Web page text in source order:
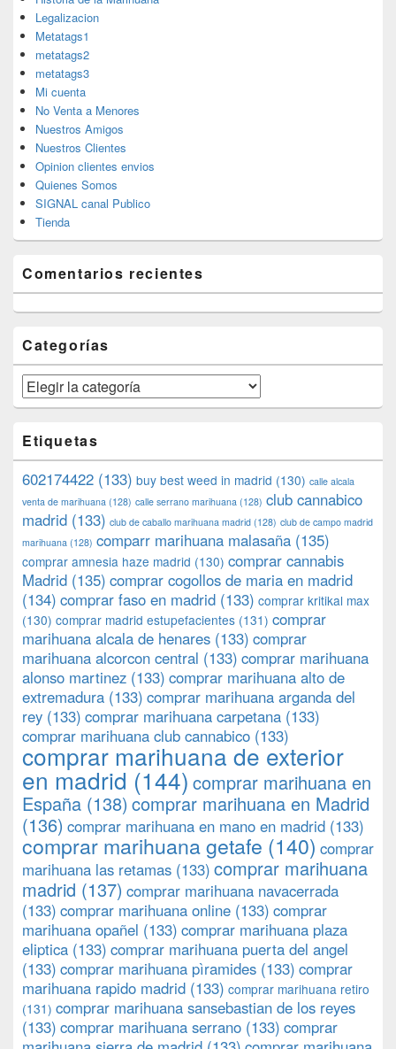
Legalizacion
Metatags1
metatags2
metatags3
Mi cuenta
No Venta a Menores
Nuestros Amigos
Nuestros Clientes
Opinion clientes envios
Quienes Somos
SIGNAL canal Publico
Tienda
Comentarios recientes
Categorías
Categorías
Etiquetas
602174422 (133) buy best weed in madrid (130) calle alcala
venta de marihuana (128) calle serrano marihuana (128) club cannabico
madrid (133) club de caballo marihuana madrid (128) club de campo madrid
marihuana (128) comparr marihuana malasaña (135)
comprar amnesia haze madrid (130) comprar cannabis
Madrid (135) comprar cogollos de maria en madrid
(134) comprar faso en madrid (133) comprar kritikal max
(130) comprar madrid estupefacientes (131) comprar
marihuana alcala de henares (133) comprar
marihuana alcorcon central (133) comprar marihuana
alonso martinez (133) comprar marihuana alto de
extremadura (133) comprar marihuana arganda del
rey (133) comprar marihuana carpetana (133)
comprar marihuana club cannabico (133)
comprar marihuana de exterior
en madrid (144) comprar marihuana en
España (138) comprar marihuana en Madrid
(136) comprar marihuana en mano en madrid (133)
comprar marihuana getafe (140) comprar
marihuana las retamas (133) comprar marihuana
madrid (137) comprar marihuana navacerrada
(133) comprar marihuana online (133) comprar
marihuana opañel (133) comprar marihuana plaza
eliptica (133) comprar marihuana puerta del angel
(133) comprar marihuana pìramides (133) comprar
marihuana rapido madrid (133) comprar marihuana retiro
(131) comprar marihuana sansebastian de los reyes
(133) comprar marihuana serrano (133) comprar